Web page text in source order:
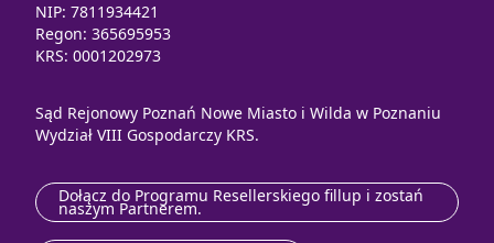
NIP: 7811934421
Regon: 365695953
KRS: 0001202973
Sąd Rejonowy Poznań Nowe Miasto i Wilda w Poznaniu
Wydział VIII Gospodarczy KRS.
Dołącz do Programu Resellerskiego fillup i zostań
naszym Partnerem.